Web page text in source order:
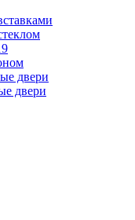
двери
двери